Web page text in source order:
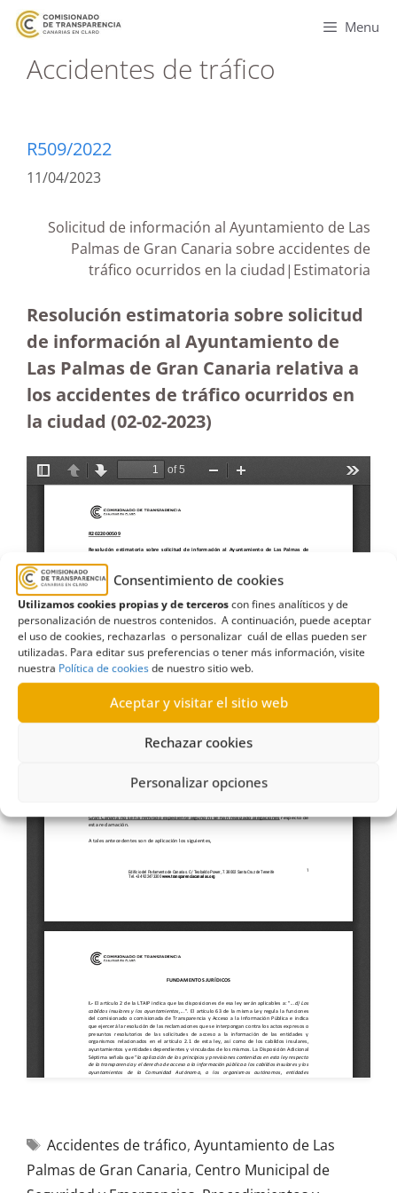
Consentimiento de cookies
Utilizamos cookies propias y de terceroscon fines analíticos y de
personalización de nuestros contenidos. A continuación, puede aceptar
el uso de cookies, rechazarlas o personalizar cuál de ellas pueden ser
utilizadas. Para editar sus preferencias o tener más información, visite
nuestra Política de cookiesde nuestro sitio web.
Aceptar y visitar el sitio web
Rechazar cookies
Personalizar opciones
Menu
Accidentes de tráfico
R509/2022
11/04/2023
Solicitud de información al Ayuntamiento de Las
Palmas de Gran Canaria sobre accidentes de
tráfico ocurridos en la ciudad|Estimatoria
Resolución estimatoria sobre solicitud
de información al Ayuntamiento de
Las Palmas de Gran Canaria relativa a
los accidentes de tráfico ocurridos en
la ciudad (02-02-2023)
Accidentes de tráfico, Ayuntamiento de Las
Palmas de Gran Canaria, Centro Municipal de